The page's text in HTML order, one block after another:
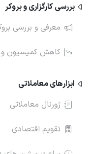
بررسی کارگزاری و بروکر
معرفی و بررسی
کاهش کمیسیون و
ابزارهای معاملاتی
ژورنال معاملاتی
تقویم اقتصادی